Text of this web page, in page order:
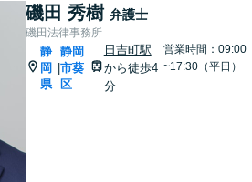
磯田 秀樹 弁護士
磯田法律事務所
静
岡
県
静岡
市葵
区
日吉町駅
から徒歩4
分
営業時間：09:00
~17:30（平日）